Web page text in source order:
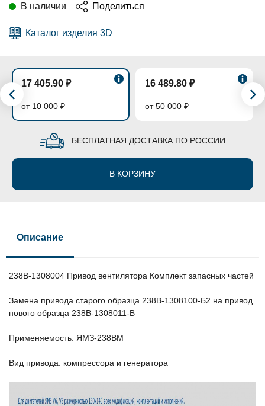
В наличии Поделиться
Каталог изделия 3D
17 405.90 ₽
от 10 000 ₽
16 489.80 ₽
от 50 000 ₽
БЕСПЛАТНАЯ ДОСТАВКА ПО РОССИИ
В КОРЗИНУ
Описание
238В-1308004 Привод вентилятора Комплект запасных частей
Замена привода старого образца 238В-1308100-Б2 на привод
нового образца 238В-1308011-В
Применяемость: ЯМЗ-238ВМ
Вид привода: компрессора и генератора